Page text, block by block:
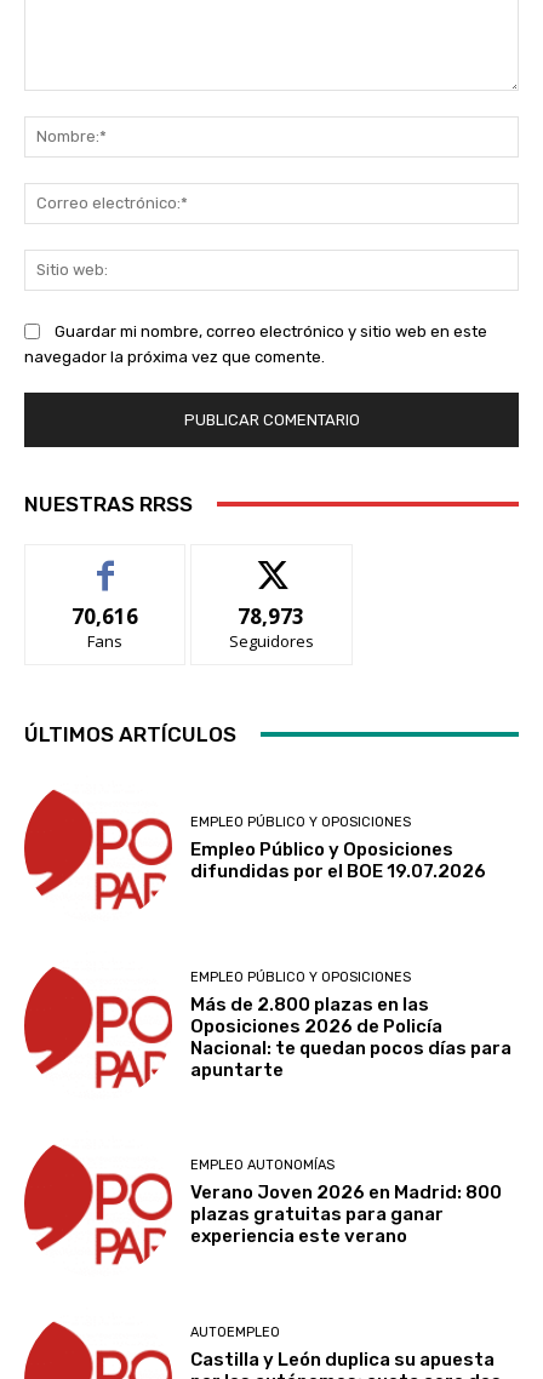
Guardar mi nombre, correo electrónico y sitio web en este
navegador la próxima vez que comente.
NUESTRAS RRSS
70,616
Fans
78,973
Seguidores
ÚLTIMOS ARTÍCULOS
EMPLEO PÚBLICO Y OPOSICIONES
Empleo Público y Oposiciones
difundidas por el BOE 19.07.2026
EMPLEO PÚBLICO Y OPOSICIONES
Más de 2.800 plazas en las
Oposiciones 2026 de Policía
Nacional: te quedan pocos días para
apuntarte
EMPLEO AUTONOMÍAS
Verano Joven 2026 en Madrid: 800
plazas gratuitas para ganar
experiencia este verano
AUTOEMPLEO
Castilla y León duplica su apuesta